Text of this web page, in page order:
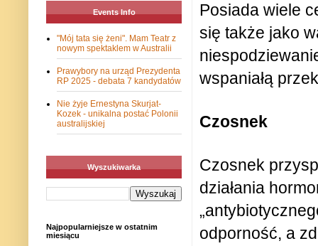
Posiada wiele
się także jako
wspaniałą
Czosnek
Czosnek
działania
odporność, a
Events Info
"Mój tata się żeni". Mam Teatr z
nowym spektaklem w Australii
Prawybory na urząd Prezydenta
RP 2025 - debata 7 kandydatów
Nie żyje Ernestyna Skurjat-
Kozek - unikalna postać Polonii
australijskiej
Wyszukiwarka
Najpopularniejsze w ostatnim
miesiącu